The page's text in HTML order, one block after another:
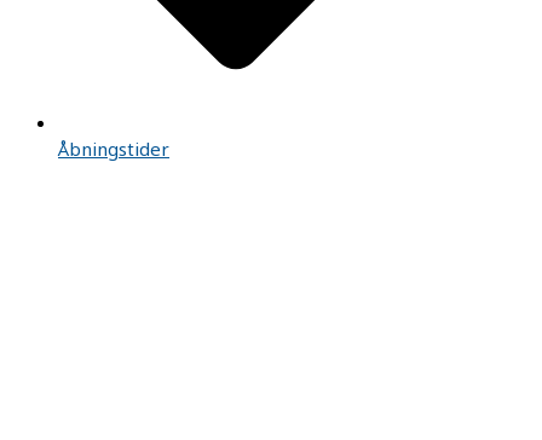
Åbningstider